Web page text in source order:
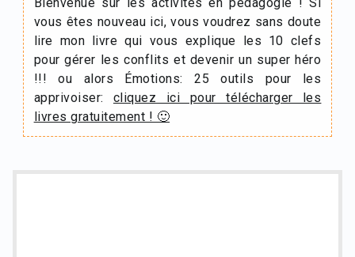
vous êtes nouveau ici, vous voudrez sans doute
lire mon livre qui vous explique les 10 clefs
pour gérer les conflits et devenir un super héro
!!! ou alors Émotions: 25 outils pour les
apprivoiser: cliquez ici pour télécharger les
livres gratuitement ! 🙂